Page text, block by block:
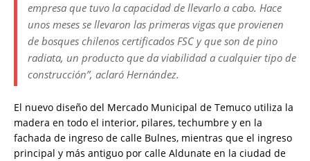
empresa que tuvo la capacidad de llevarlo a cabo. Hace
unos meses se llevaron las primeras vigas que provienen
de bosques chilenos certificados FSC y que son de pino
radiata, un producto que da viabilidad a cualquier tipo de
construcción”, aclaró Hernández.
El nuevo diseño del Mercado Municipal de Temuco utiliza la
madera en todo el interior, pilares, techumbre y en la
fachada de ingreso de calle Bulnes, mientras que el ingreso
principal y más antiguo por calle Aldunate en la ciudad de